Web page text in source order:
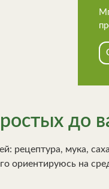
до
рецептура, мука,
ориентируюсь на